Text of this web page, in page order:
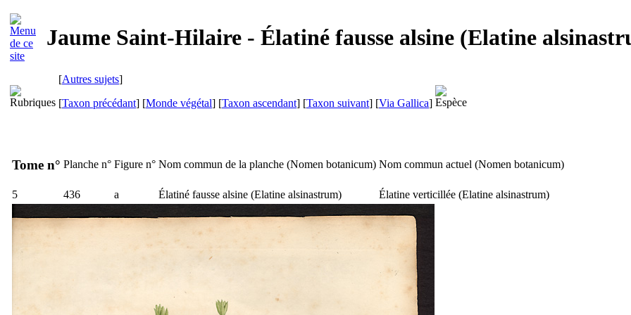
Jaume Saint-Hilaire - Élatiné fausse alsine (Elatine
[Autres sujets]
[Taxon précédant] [Monde végétal] [Taxon ascendant] [Taxon suivant] [Via Gallica]
Tome n° Planche n° Figure n° Nom commun de la planche (Nomen botanicum) Nom commun actuel (Nomen botanicum)
5 436 a Élatiné fausse alsine (Elatine alsinastrum) Élatine verticillée (Elatine alsinastrum)